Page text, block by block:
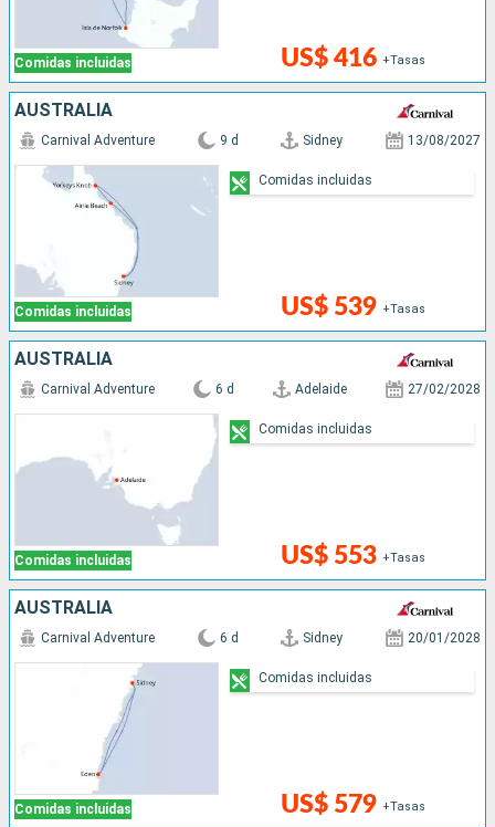
Comidas incluidas US$ 416 +Tasas
AUSTRALIA
Comidas incluidas
Carnival Adventure 9 d Sidney 13/08/2027
US$ 539 +Tasas
Comidas incluidas
AUSTRALIA
Comidas incluidas
Carnival Adventure 6 d Adelaide 27/02/2028
US$ 553 +Tasas
Comidas incluidas
AUSTRALIA
Comidas incluidas
Carnival Adventure 6 d Sidney 20/01/2028
US$ 579 +Tasas
Comidas incluidas